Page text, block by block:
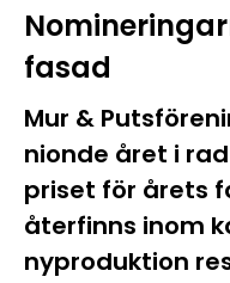
fasad
Mur &
nionde året i
priset för årets
återfinns inom
nyproduktion